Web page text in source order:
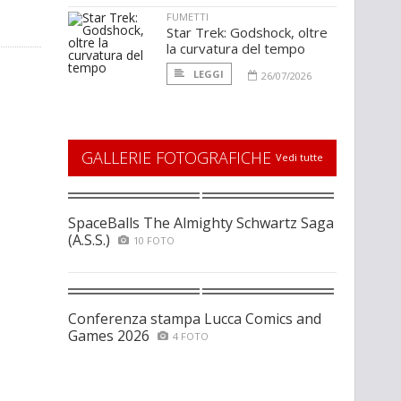
FUMETTI
Star Trek: Godshock, oltre
la curvatura del tempo
LEGGI 26/07/2026
GALLERIE FOTOGRAFICHE Vedi tutte
SpaceBalls The Almighty Schwartz Saga
(A.S.S.)
10 FOTO
Conferenza stampa Lucca Comics and
Games 2026
4 FOTO